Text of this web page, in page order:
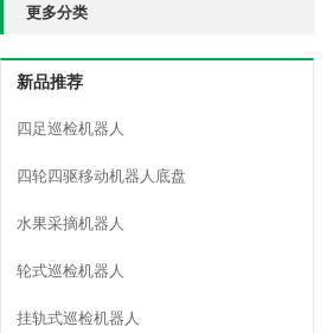
更多分类
新品推荐
四足巡检机器人
四轮四驱移动机器人底盘
水果采摘机器人
轮式巡检机器人
挂轨式巡检机器人